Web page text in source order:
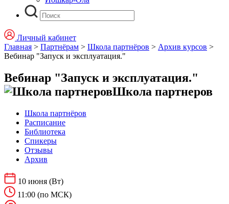
Личный кабинет
Главная > Партнёрам > Школа партнёров > Архив курсов >
Вебинар "Запуск и эксплуатация."
Вебинар "Запуск и эксплуатация."
Школа партнеров
Школа партнёров
Расписание
Библиотека
Спикеры
Отзывы
Архив
10 июня (Вт)
11:00 (по МСК)